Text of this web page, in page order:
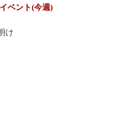
ベント(今週)
け